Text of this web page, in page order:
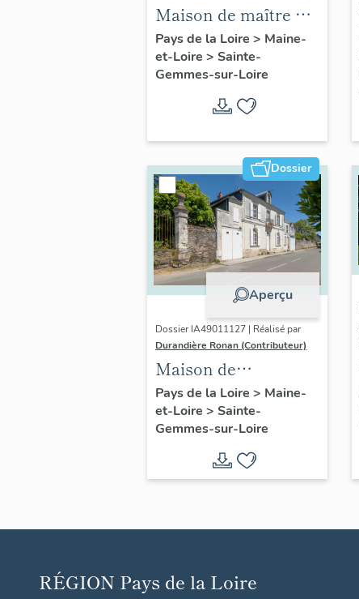
Maison de maître de
la Roche ou de
Pierre-Aigue
(détruite)
Pays de la Loire > Maine-
et-Loire > Sainte-
Gemmes-sur-Loire
Dossier
Aperçu
Dossier IA49011127 | Réalisé par
Durandière Ronan (Contributeur)
Maison de
villégiature dite Les
Magnolias, 70 route
de Port-Thibault
Pays de la Loire > Maine-
et-Loire > Sainte-
Gemmes-sur-Loire
RÉGION Pays de la Loire